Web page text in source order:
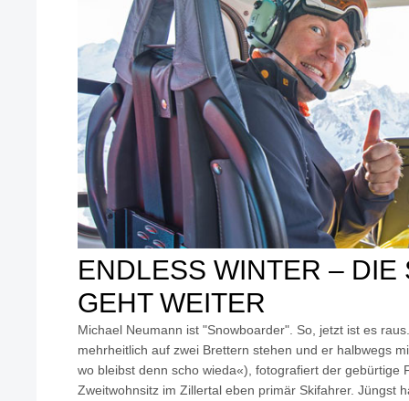
ENDLESS WINTER – DIE
GEHT WEITER
Michael Neumann ist "Snowboarder". So, jetzt ist es
mehrheitlich auf zwei Brettern stehen und er halbwegs
wo bleibst denn scho wieda«), fotografiert der gebürtige
Zweitwohnsitz im Zillertal eben primär Skifahrer. Jüngst